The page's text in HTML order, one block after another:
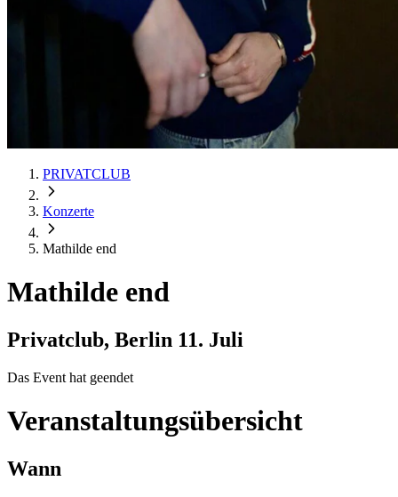
PRIVATCLUB
Konzerte
Mathilde end
Mathilde end
Privatclub, Berlin 11. Juli
Das Event hat geendet
Veranstaltungsübersicht
Wann